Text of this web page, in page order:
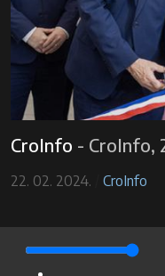
CroInfo - CroInfo,
22. 02. 2024. CroInfo